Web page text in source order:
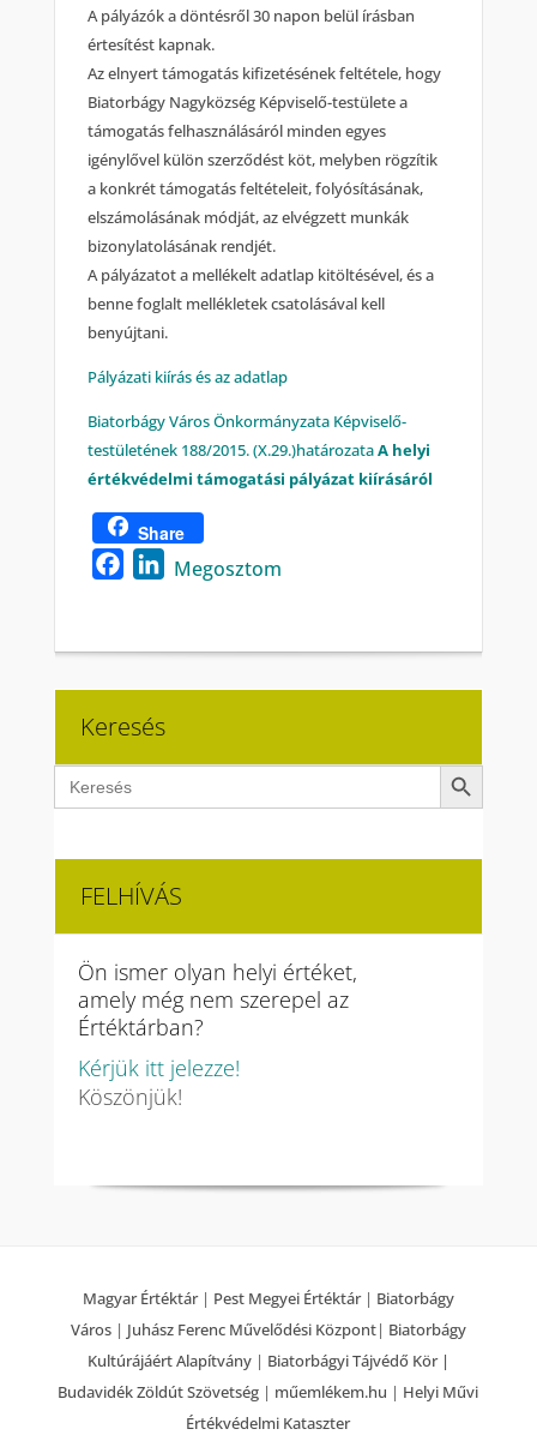
A pályázók a döntésről 30 napon belül írásban
értesítést kapnak.
Az elnyert támogatás kifizetésének feltétele, hogy
Biatorbágy Nagyközség Képviselő-testülete a
támogatás felhasználásáról minden egyes
igénylővel külön szerződést köt, melyben rögzítik
a konkrét támogatás feltételeit, folyósításának,
elszámolásának módját, az elvégzett munkák
bizonylatolásának rendjét.
A pályázatot a mellékelt adatlap kitöltésével, és a
benne foglalt mellékletek csatolásával kell
benyújtani.
Pályázati kiírás és az adatlap
Biatorbágy Város Önkormányzata Képviselő-
testületének 188/2015. (X.29.)határozataA helyi
értékvédelmi támogatási pályázat kiírásáról
Share
FacebookLinkedIn
Megosztom
Keresés
Search
for:
Search Button
FELHÍVÁS
Ön ismer olyan helyi értéket,
amely még nem szerepel az
Értéktárban?
Kérjük itt jelezze!
Köszönjük!
Magyar Értéktár| Pest Megyei Értéktár| Biatorbágy
Város| Juhász Ferenc Művelődési Központ| Biatorbágy
Kultúrájáért Alapítvány| Biatorbágyi Tájvédő Kör |
Budavidék Zöldút Szövetség | műemlékem.hu | Helyi Művi
Értékvédelmi Kataszter